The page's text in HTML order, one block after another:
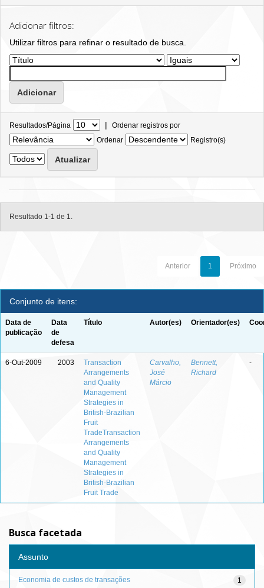
Adicionar filtros:
Utilizar filtros para refinar o resultado de busca.
Resultados/Página | Ordenar registros por
Ordenar
Registro(s)
Resultado 1-1 de 1.
Anterior 1 Próximo
Conjunto de itens:
Data de
publicação
Data
de
defesa
Título Autor(es) Orientador(es)
6-Out-2009 2003
Transaction
Arrangements
and Quality
Management
Strategies in
British-Brazilian
Fruit
TradeTransaction
Arrangements
and Quality
Management
Strategies in
British-Brazilian
Fruit Trade
Carvalho,
José
Márcio
Bennett,
Richard
-
Busca facetada
Assunto
1
Economia de custos de transações